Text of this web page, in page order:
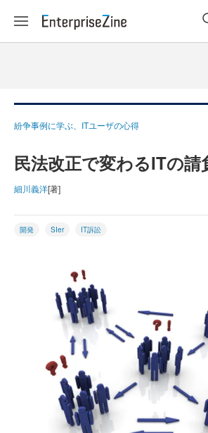
紛争事例に学ぶ、ITユーザの心得
民法改正で変わるITの請
細川義洋[著]
開発 SIer IT訴訟